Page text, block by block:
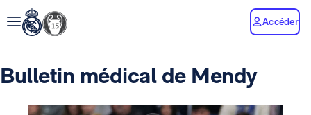
Accéder
Bulletin médical de Mendy